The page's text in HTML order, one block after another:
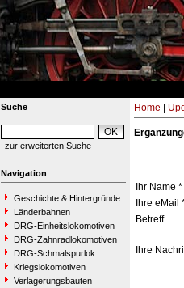
Suche
zur erweiterten Suche
Navigation
Geschichte & Hintergründe
Länderbahnen
DRG-Einheitslokomotiven
DRG-Zahnradlokomotiven
DRG-Schmalspurlok.
Kriegslokomotiven
Verlagerungsbauten
Home
Ihr Name *
Ihre eMail
Betreff
Ihre